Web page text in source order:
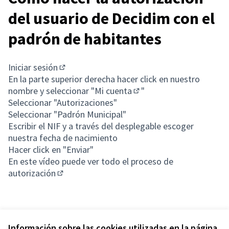
del usuario de Decidim con el
padrón de habitantes
Iniciar sesión
(Enlace externo)
En la parte superior derecha hacer click en nuestro
nombre y seleccionar "Mi cuenta
"
Seleccionar "Autorizaciones"
Seleccionar "Padrón Municipal"
Escribir el NIF y a través del desplegable escoger
nuestra fecha de nacimiento
Hacer click en "Enviar"
En este vídeo puede ver todo el proceso de
autorización